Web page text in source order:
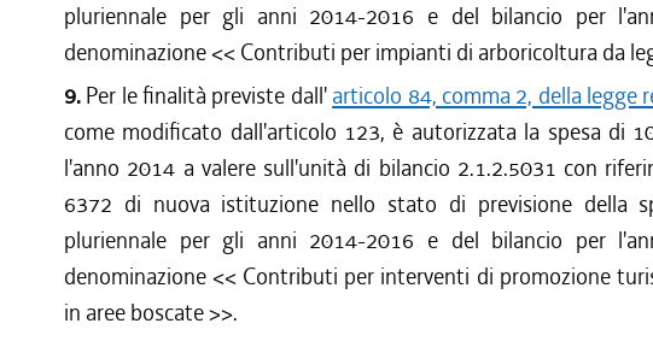
pluriennale per gli anni 2014-2016 e del bilancio per
denominazione << Contributi per impianti di arboricoltura da
9. Per le finalità previste dall' articolo 84, comma 2, della legge
come modificato dall'articolo 123, è autorizzata la spesa di
l'anno 2014 a valere sull'unità di bilancio 2.1.2.5031 con
6372 di nuova istituzione nello stato di previsione della
pluriennale per gli anni 2014-2016 e del bilancio per
denominazione << Contributi per interventi di promozione
in aree boscate>>.